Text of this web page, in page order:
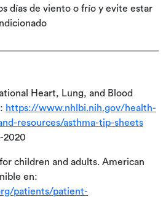
días de viento o frío y evite estar
Heart, Lung, and Blood
https://www.nhlbi.nih.gov/health-
resources/asthma-tip-sheets
2020
children and adults. American
en:
patients/patient-